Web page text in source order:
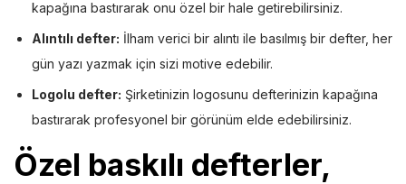
kapağına bastırarak onu özel bir hale getirebilirsiniz.
Alıntılı defter: İlham verici bir alıntı ile basılmış bir defter, her
gün yazı yazmak için sizi motive edebilir.
Logolu defter: Şirketinizin logosunu defterinizin kapağına
bastırarak profesyonel bir görünüm elde edebilirsiniz.
Özel baskılı defterler,